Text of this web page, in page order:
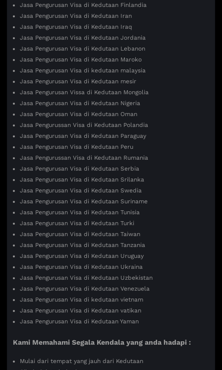
Jasa Pengurusan Visa di Kedutaan Finlandia
Jasa Pengurusan Visa di Kedutaan Iran
Jasa Pengurusan Visa di Kedutaan Iraq
Jasa Pengurusan Visa di Kedutaan Jordania
Jasa Pengurusan Visa di Kedutaan Lebanon
Jasa Pengurusan Visa di Kedutaan Maroko
Jasa Pengurusan Visa di kedutaan malaysia
Jasa Pengurusan Visa di Kedutaan mesir
Jasa Pengurusan Vissa di Kedutaan Mongolia
Jasa Pengurusan Visa di Kedutaan Nigeria
Jasa Pengurusan Visa di Kedutaan Oman
Jasa Pengurussan Visa di Kedutaan Polandia
Jasa Pengurusan Visa di Kedutaan Paraguay
Jasa Pengurusan Visa di Kedutaan Peru
Jasa Pengurussan Visa di Kedutaan Rumania
Jasa Pengurusan Visa di Kedutaan Serbia
Jasa Pengurusan Visa di Kedutaan Srilanka
Jasa Pengurusan Visa di Kedutaan Swedia
Jasa Pengurusan Visa di Kedutaan Suriname
Jasa Pengurusan Visa di Kedutaan Tunisia
Jasa Pengurusan Visa di Kedutaan Turki
Jasa Pengurusan Visa di Kedutaan Taiwan
Jasa Pengurusan Visa di Kedutaan Tanzania
Jasa Pengurusan Visa di Kedutaan Uruguay
Jasa Pengurusan Visa di Kedutaan Ukraina
Jasa Pengurusan Visa di Kedutaan Uzbekistan
Jasa Pengurusan Visa di Kedutaan Venezuela
Jasa Pengurusan Visa di kedutaan vietnam
Jasa Pengurusan Visa di Kedutaan vatikan
Jasa Pengurusan Visa di Kedutaan Yaman
Kami Memahami Segala Kendala yang anda hadapi :
Mulai dari tempat yang jauh dari Kedutaan